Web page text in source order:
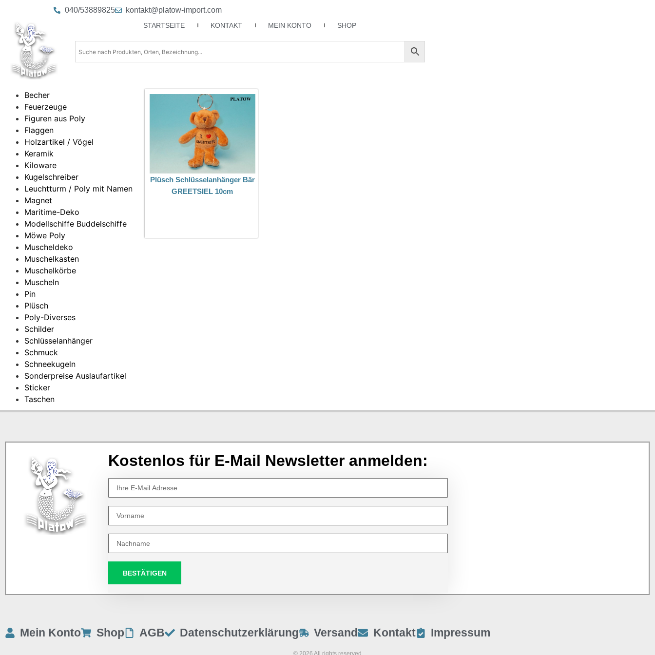
040/53889825 kontakt@platow-import.com
STARTSEITE KONTAKT MEIN KONTO SHOP
Becher
Feuerzeuge
Figuren aus Poly
Flaggen
Holzartikel / Vögel
Keramik
Kiloware
Kugelschreiber
Leuchtturm / Poly mit Namen
Magnet
Maritime-Deko
Modellschiffe Buddelschiffe
Möwe Poly
Muscheldeko
Muschelkasten
Muschelkörbe
Muscheln
Pin
Plüsch
Poly-Diverses
Schilder
Schlüsselanhänger
Schmuck
Schneekugeln
Sonderpreise Auslaufartikel
Sticker
Taschen
Plüsch Schlüsselanhänger Bär
GREETSIEL 10cm
Kostenlos für E-Mail Newsletter anmelden:
BESTÄTIGEN
Mein Konto Shop AGB Datenschutzerklärung Versand Kontakt Impressum